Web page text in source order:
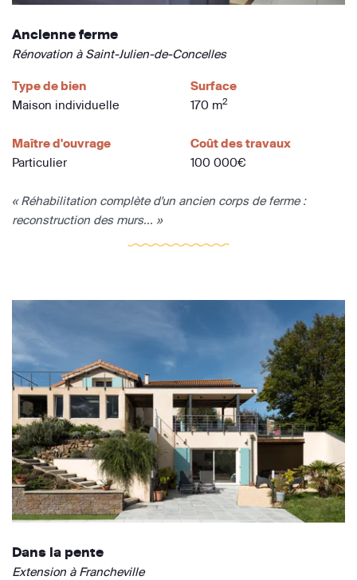
Ancienne ferme
Rénovation à Saint-Julien-de-Concelles
Type de bien
Maison individuelle
Surface
170 m2
Maître d'ouvrage
Particulier
Coût des travaux
100 000€
« Réhabilitation complète d'un ancien corps de ferme :
reconstruction des murs... »
Dans la pente
Extension à Francheville